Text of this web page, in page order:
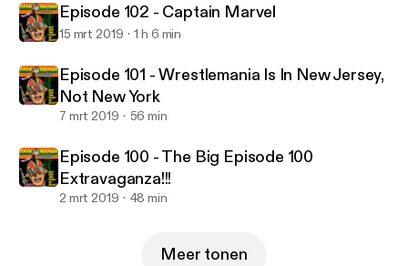
Episode 102 - Captain Marvel
15 mrt 2019 1 h 6 min
Episode 101 - Wrestlemania Is In New Jersey,
Not New York
7 mrt 2019 56 min
Episode 100 - The Big Episode 100
Extravaganza!!!
2 mrt 2019 48 min
Meer tonen